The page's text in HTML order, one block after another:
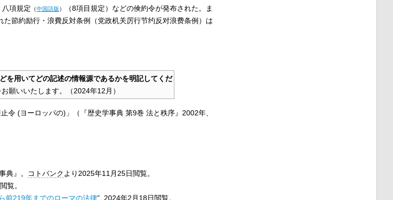
八項規定 （中国語版）
（8項目規定）などの倹約令が発布された。ま
節約励行・浪費反対条例（党政机关厉行节约反对浪费条例 ）は
を用いてどの記述の情報源であるかを明記してくだ
願いいたします。 （2024年12月 ）
令 (ヨーロッパの)」（『歴史学事典 第9巻 法と秩序』2002年、
典』 。 コトバンク より2025年11月25日閲覧。
覧。
前219年までのローマの法律”. 2024年2月18日閲覧。